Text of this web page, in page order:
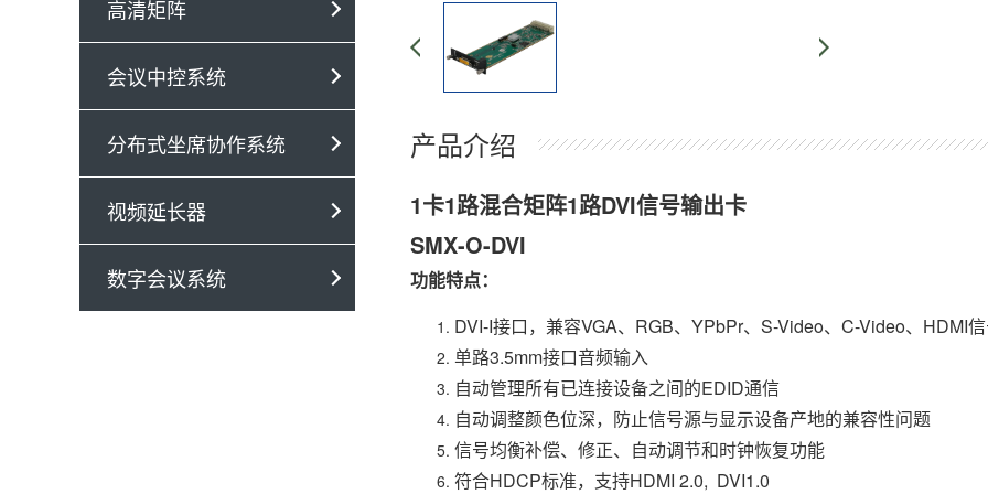
高清矩阵
会议中控系统
分布式坐席协作系统
视频延长器
数字会议系统
产品介绍
1卡1路混合矩阵1路DVI信号输出卡
SMX-O-DVI
功能特点：
DVI-I接口，兼容VGA、RGB、YPbPr、S-Video、C-Video、HDMI
单路3.5mm接口音频输入
自动管理所有已连接设备之间的EDID通信
自动调整颜色位深，防止信号源与显示设备产地的兼容性问题
信号均衡补偿、修正、自动调节和时钟恢复功能
符合HDCP标准，支持HDMI 2.0, DVI1.0